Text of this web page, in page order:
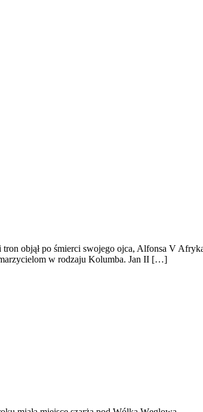
objął po śmierci swojego ojca, Alfonsa V
w rodzaju Kolumba. Jan II […]